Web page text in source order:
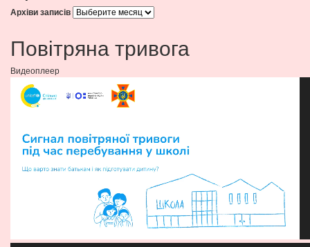
Архіви записів
Повітряна тривога
Видеоплеер